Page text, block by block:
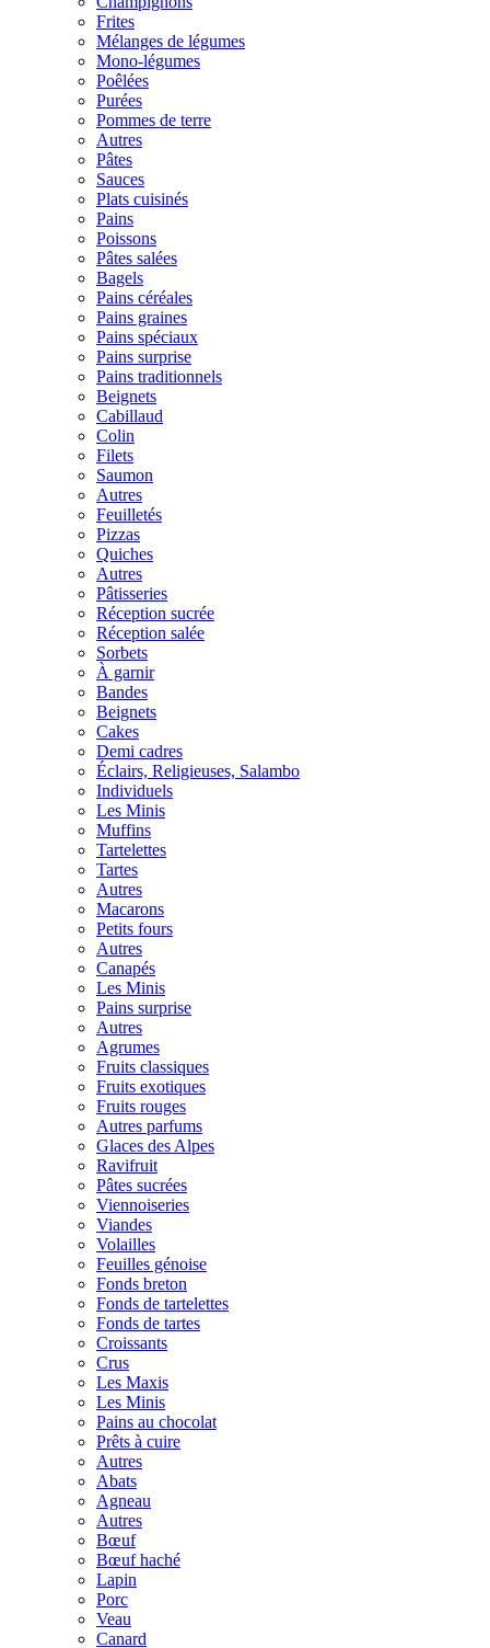
Frites
Mélanges de légumes
Mono-légumes
Poêlées
Purées
Pommes de terre
Autres
Pâtes
Sauces
Plats cuisinés
Pains
Poissons
Pâtes salées
Bagels
Pains céréales
Pains graines
Pains spéciaux
Pains surprise
Pains traditionnels
Beignets
Cabillaud
Colin
Filets
Saumon
Autres
Feuilletés
Pizzas
Quiches
Autres
Pâtisseries
Réception sucrée
Réception salée
Sorbets
À garnir
Bandes
Beignets
Cakes
Demi cadres
Éclairs, Religieuses, Salambo
Individuels
Les Minis
Muffins
Tartelettes
Tartes
Autres
Macarons
Petits fours
Autres
Canapés
Les Minis
Pains surprise
Autres
Agrumes
Fruits classiques
Fruits exotiques
Fruits rouges
Autres parfums
Glaces des Alpes
Ravifruit
Pâtes sucrées
Viennoiseries
Viandes
Volailles
Feuilles génoise
Fonds breton
Fonds de tartelettes
Fonds de tartes
Croissants
Crus
Les Maxis
Les Minis
Pains au chocolat
Prêts à cuire
Autres
Abats
Agneau
Autres
Bœuf
Bœuf haché
Lapin
Porc
Veau
Canard